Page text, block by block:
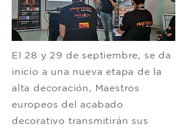
El 28 y 29 de septiembre, se da
inicio a una nueva etapa de la
alta decoración, Maestros
europeos del acabado
decorativo transmitirán sus